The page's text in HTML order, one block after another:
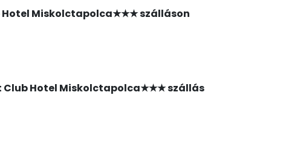
Hotel Miskolctapolca★★★ szálláson
Hotel Miskolctapolca★★★ szállás